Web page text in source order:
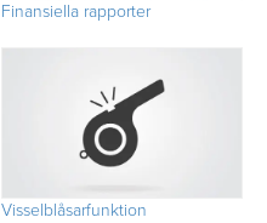
Finansiella rapporter
Visselblåsarfunktion